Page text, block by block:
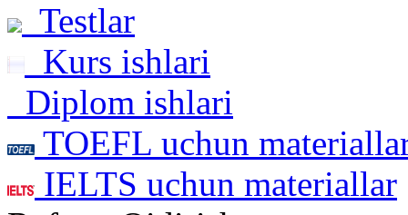
Testlar
Kurs ishlari
Diplom ishlari
TOEFL uchun
IELTS uchun materiallar